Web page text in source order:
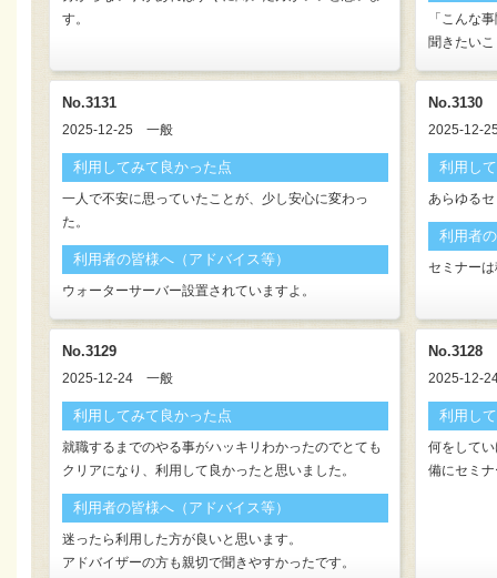
す。
「こんな
聞きたい
No.3131
2025-12-25 一般
利用してみて良かった点
一人で不安に思っていたことが、少し安心に変わっ
た。
利用者の皆様へ（アドバイス等）
ウォーターサーバー設置されていますよ。
No.3130
2025-12-
利用し
あらゆる
利用者
セミナー
No.3129
2025-12-24 一般
利用してみて良かった点
就職するまでのやる事がハッキリわかったのでとても
クリアになり、利用して良かったと思いました。
利用者の皆様へ（アドバイス等）
迷ったら利用した方が良いと思います。
アドバイザーの方も親切で聞きやすかったです。
No.3128
2025-12-
利用し
何をして
備にセミ